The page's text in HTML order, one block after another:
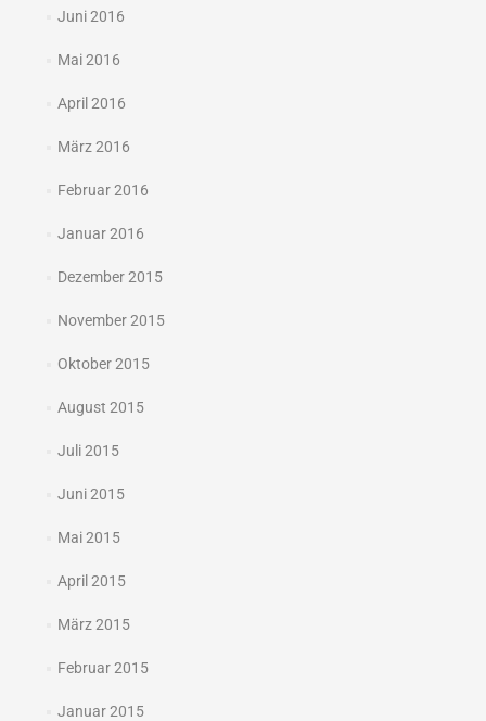
Juni 2016
Mai 2016
April 2016
März 2016
Februar 2016
Januar 2016
Dezember 2015
November 2015
Oktober 2015
August 2015
Juli 2015
Juni 2015
Mai 2015
April 2015
März 2015
Februar 2015
Januar 2015